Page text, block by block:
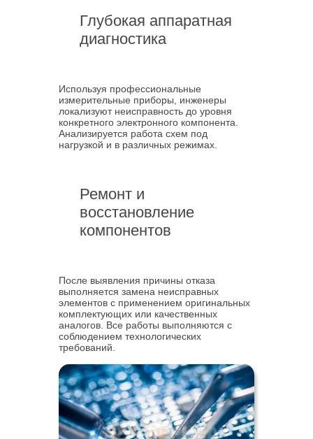
Глубокая аппаратная
диагностика
Используя профессиональные
измерительные приборы, инженеры
локализуют неисправность до уровня
конкретного электронного компонента.
Анализируется работа схем под
нагрузкой и в различных режимах.
Ремонт и
восстановление
компонентов
После выявления причины отказа
выполняется замена неисправных
элементов с применением оригинальных
комплектующих или качественных
аналогов. Все работы выполняются с
соблюдением технологических
требований.